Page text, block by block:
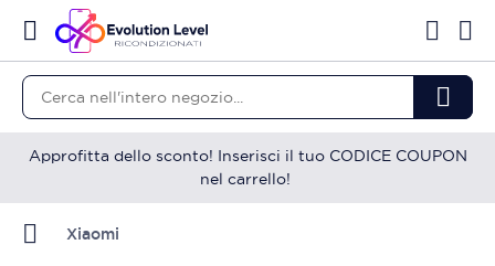
Approfitta dello sconto! Inserisci il tuo CODICE COUPON
nel carrello!
Xiaomi